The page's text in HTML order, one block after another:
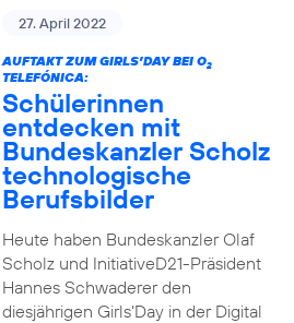
27. April 2022
AUFTAKT ZUM GIRLS’DAY BEI O2
TELEFÓNICA:
Schülerinnen
entdecken mit
Bundeskanzler Scholz
technologische
Berufsbilder
Heute haben Bundeskanzler Olaf
Scholz und InitiativeD21-Präsident
Hannes Schwaderer den
diesjährigen Girls‘Day in der Digital